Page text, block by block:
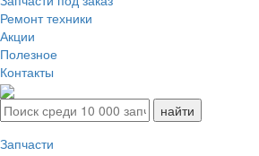
Ремонт техники
Акции
Полезное
Контакты
Запчасти